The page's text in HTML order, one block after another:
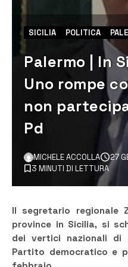
SICILIA POLITICA
Palermo | In
Uno rompe
non
Pd
MICHELE ACCOLLA 27
3 MINUTI DI LETTURA
Il segretario regionale
province in Sicilia, si
dei vertici nazionali di
Partito democratico e